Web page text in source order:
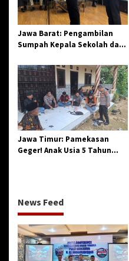
Jawa Barat: Pengambilan
Sumpah Kepala Sekolah dan
Penegasan Integritas
Aparatur Pendidikan dan
Birokrasi
Jawa Timur: Pamekasan
Geger! Anak Usia 5 Tahun
News Feed